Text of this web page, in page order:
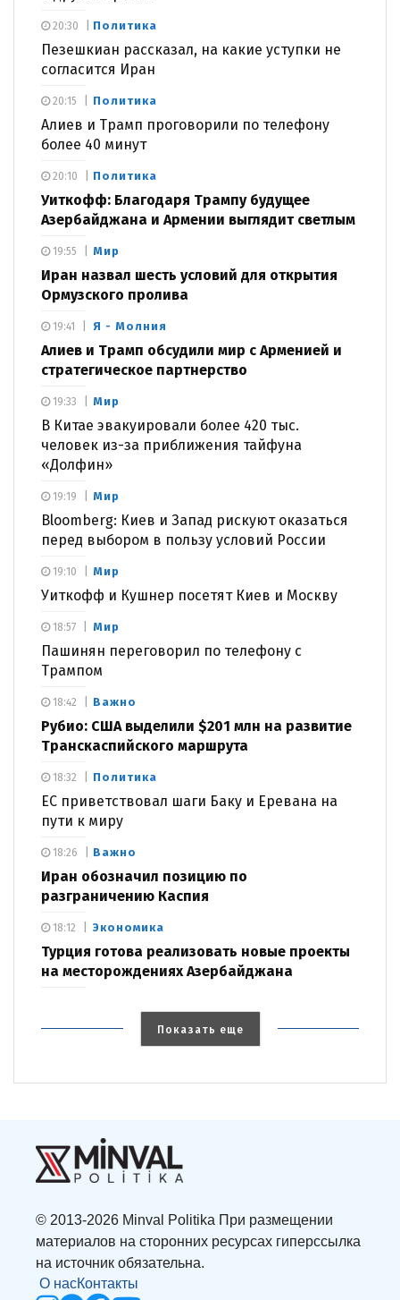
Политика
Пезешкиан рассказал, на какие уступки не
согласится Иран
20:30
Политика
Алиев и Трамп проговорили по телефону
более 40 минут
20:15
Политика
Уиткофф: Благодаря Трампу будущее
Азербайджана и Армении выглядит светлым
20:10
Мир
Иран назвал шесть условий для открытия
Ормузского пролива
19:55
Я - Молния
Алиев и Трамп обсудили мир с Арменией и
стратегическое партнерство
19:41
Мир
В Китае эвакуировали более 420 тыс.
человек из-за приближения тайфуна
«Долфин»
19:33
Мир
Bloomberg: Киев и Запад рискуют оказаться
перед выбором в пользу условий России
19:19
Мир
Уиткофф и Кушнер посетят Киев и Москву
19:10
Мир
Пашинян переговорил по телефону с
Трампом
18:57
Важно
Рубио: США выделили $201 млн на развитие
Транскаспийского маршрута
18:42
Политика
ЕС приветствовал шаги Баку и Еревана на
пути к миру
18:32
Важно
Иран обозначил позицию по
разграничению Каспия
18:26
Экономика
Турция готова реализовать новые проекты
на месторождениях Азербайджана
18:12
Показать еще
© 2013-2026 Minval Politika При размещении
материалов на сторонних ресурсах гиперссылка
на источник обязательна.
О насКонтакты